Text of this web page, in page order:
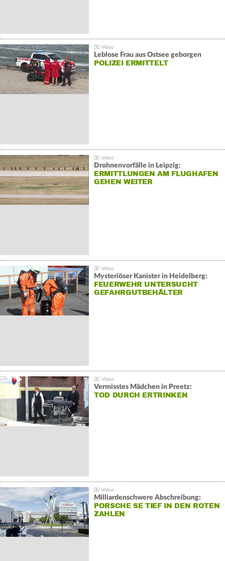
Leblose Frau aus Ostsee geborgen
POLIZEI ERMITTELT
Drohnenvorfälle in Leipzig:
ERMITTLUNGEN AM FLUGHAFEN
GEHEN WEITER
Mysteriöser Kanister in Heidelberg:
FEUERWEHR UNTERSUCHT
GEFAHRGUTBEHÄLTER
Vermisstes Mädchen in Preetz:
TOD DURCH ERTRINKEN
Milliardenschwere Abschreibung:
PORSCHE SE TIEF IN DEN ROTEN
ZAHLEN